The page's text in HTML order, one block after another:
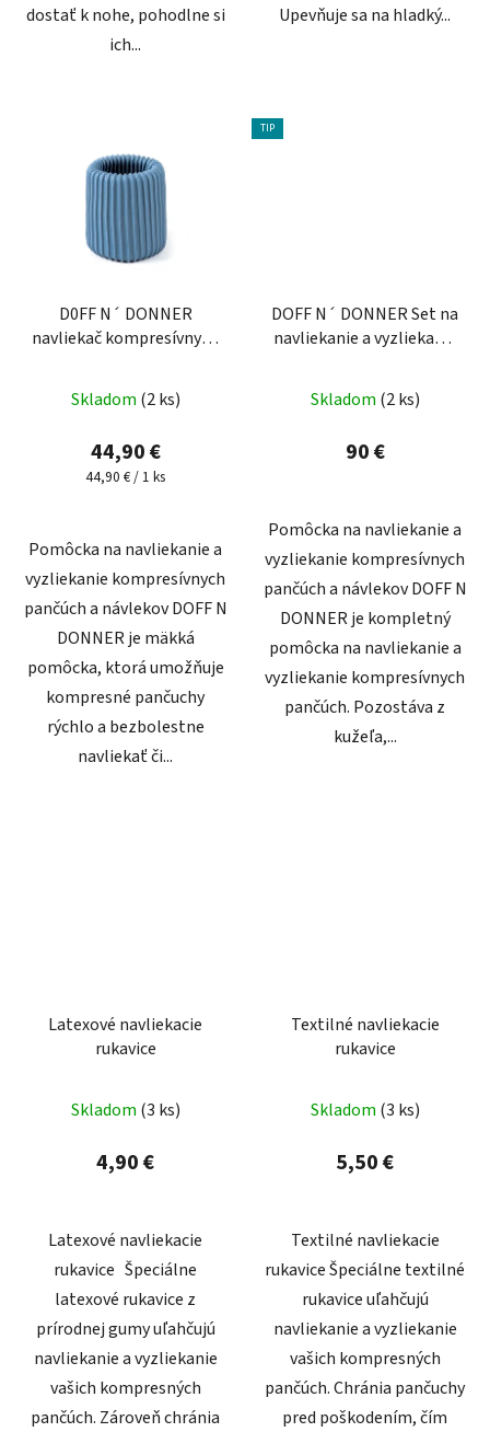
dostať k nohe, pohodlne si
ich...
Upevňuje sa na hladký...
D0FF N´ DONNER
navliekač kompresívnych
Skladom (2 ks)
44,90 €
Jednotková
44,90 € / 1 ks
Pomôcka na navliekanie a
vyzliekanie kompresívnych
pančúch a návlekov DOFF N
DONNER je mäkká
pomôcka, ktorá umožňuje
kompresné pančuchy
rýchlo a bezbolestne
navliekať či...
TIP
DOFF N´ DONNER Set na
navliekanie a vyzliekanie
Skladom (2 ks)
90 €
Pomôcka na navliekanie a
vyzliekanie kompresívnych
pančúch a návlekov DOFF N
DONNER je kompletný
pomôcka na navliekanie a
vyzliekanie kompresívnych
pančúch. Pozostáva z
kužeľa,...
Latexové navliekacie
rukavice
Skladom (3 ks)
4,90 €
Latexové navliekacie
rukavice Špeciálne
latexové rukavice z
prírodnej gumy uľahčujú
navliekanie a vyzliekanie
vašich kompresných
pančúch. Zároveň chránia
Textilné navliekacie
rukavice
Skladom (3 ks)
5,50 €
Textilné navliekacie
rukavice Špeciálne textilné
rukavice uľahčujú
navliekanie a vyzliekanie
vašich kompresných
pančúch. Chránia pančuchy
pred poškodením, čím